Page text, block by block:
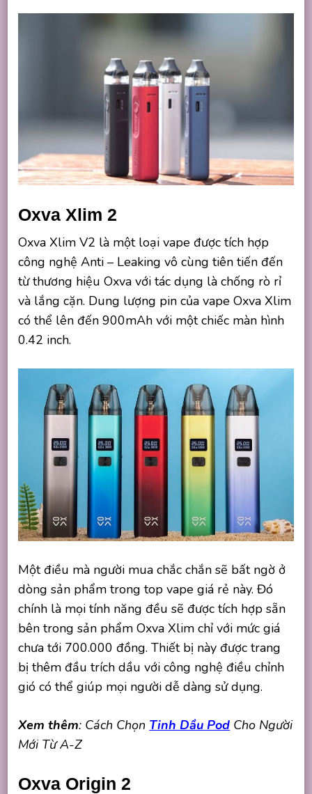
Oxva Xlim 2
Oxva Xlim V2 là một loại vape được tích hợp
công nghệ Anti – Leaking vô cùng tiên tiến đến
từ thương hiệu Oxva với tác dụng là chống rò rỉ
và lắng cặn. Dung lượng pin của vape Oxva Xlim
có thể lên đến 900mAh với một chiếc màn hình
0.42 inch.
Một điều mà người mua chắc chắn sẽ bất ngờ ở
dòng sản phẩm trong top vape giá rẻ này. Đó
chính là mọi tính năng đều sẽ được tích hợp sẵn
bên trong sản phẩm Oxva Xlim chỉ với mức giá
chưa tới 700.000 đồng. Thiết bị này được trang
bị thêm đầu trích dầu với công nghệ điều chỉnh
gió có thể giúp mọi người dễ dàng sử dụng.
Xem thêm: Cách Chọn Tinh Dầu Pod Cho Người
Mới Từ A-Z
Oxva Origin 2